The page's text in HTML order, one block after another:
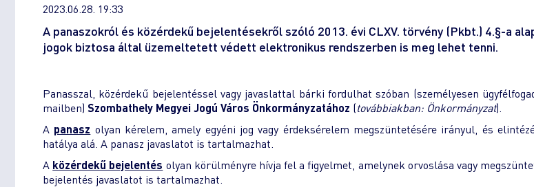
2023.06.28. 19:33
A panaszokról és közérdekű bejelentésekről szóló 2013. évi CLXV. törvény (Pkbt.) 4.§-a
jogok biztosa által üzemeltetett védett elektronikus rendszerben is meg lehet tenni.
Panasszal, közérdekű bejelentéssel vagy javaslattal bárki fordulhat szóban (személyesen
mailben) Szombathely Megyei Jogú Város Önkormányzatához (továbbiakban: Önkormányzat).
A panasz olyan kérelem, amely egyéni jog vagy érdeksérelem megszüntetésére irányul, és
hatálya alá. A panasz javaslatot is tartalmazhat.
A közérdekű bejelentés olyan körülményre hívja fel a figyelmet, amelynek orvoslása vagy
bejelentés javaslatot is tartalmazhat.